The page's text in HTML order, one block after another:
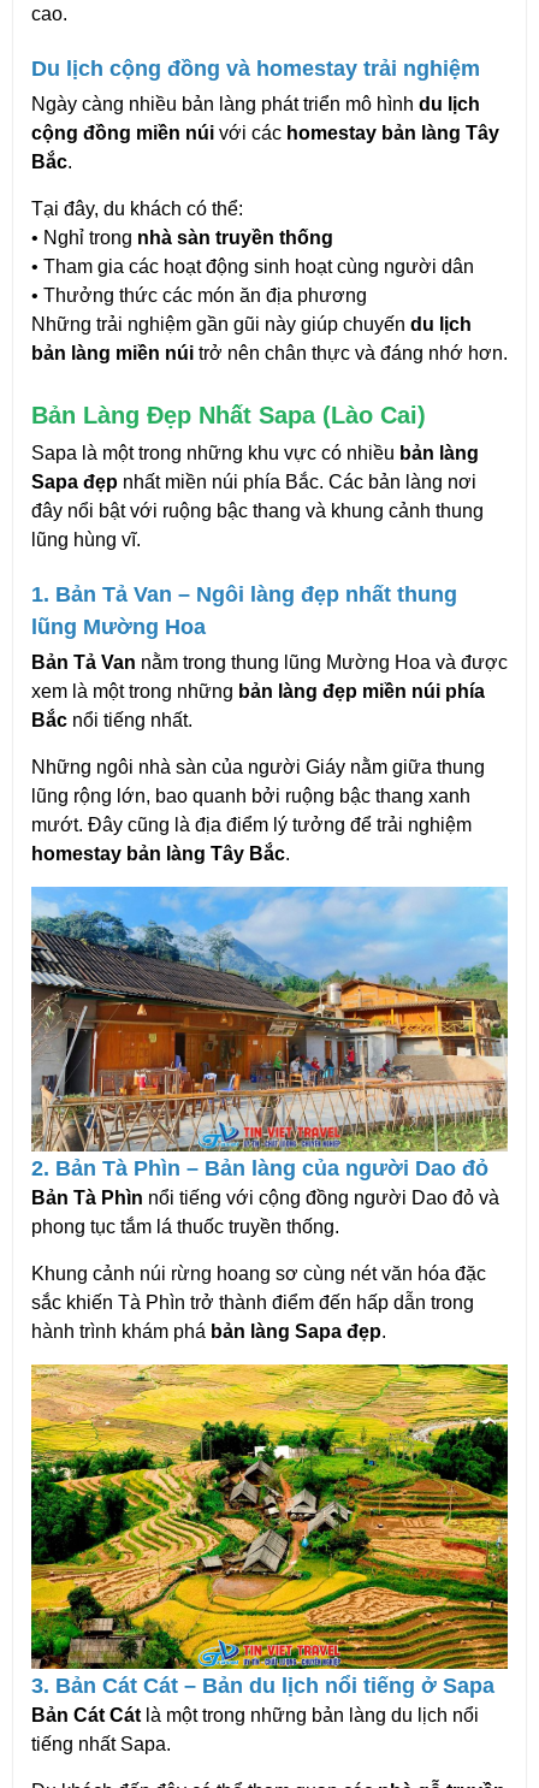
cao.
Du lịch cộng đồng và homestay trải nghiệm
Ngày càng nhiều bản làng phát triển mô hình du lịch
cộng đồng miền núi với các homestay bản làng Tây
Bắc.
Tại đây, du khách có thể:
• Nghỉ trong nhà sàn truyền thống
• Tham gia các hoạt động sinh hoạt cùng người dân
• Thưởng thức các món ăn địa phương
Những trải nghiệm gần gũi này giúp chuyến du lịch
bản làng miền núi trở nên chân thực và đáng nhớ hơn.
Bản Làng Đẹp Nhất Sapa (Lào Cai)
Sapa là một trong những khu vực có nhiều bản làng
Sapa đẹp nhất miền núi phía Bắc. Các bản làng nơi
đây nổi bật với ruộng bậc thang và khung cảnh thung
lũng hùng vĩ.
1. Bản Tả Van – Ngôi làng đẹp nhất thung
lũng Mường Hoa
Bản Tả Van nằm trong thung lũng Mường Hoa và được
xem là một trong những bản làng đẹp miền núi phía
Bắc nổi tiếng nhất.
Những ngôi nhà sàn của người Giáy nằm giữa thung
lũng rộng lớn, bao quanh bởi ruộng bậc thang xanh
homestay bản làng Tây Bắc.
2. Bản Tà Phìn – Bản làng của người Dao đỏ
Bản Tà Phìn nổi tiếng với cộng đồng người Dao đỏ và
phong tục tắm lá thuốc truyền thống.
Khung cảnh núi rừng hoang sơ cùng nét văn hóa đặc
sắc khiến Tà Phìn trở thành điểm đến hấp dẫn trong
hành trình khám phá bản làng Sapa đẹp.
3. Bản Cát Cát – Bản du lịch nổi tiếng ở Sapa
Bản Cát Cát là một trong những bản làng du lịch nổi
tiếng nhất Sapa.